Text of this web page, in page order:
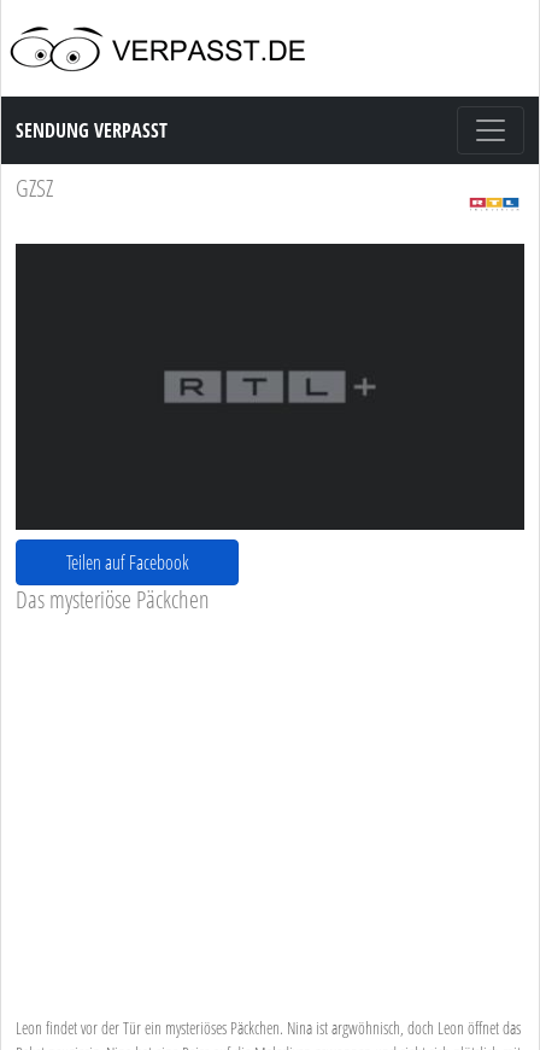
Sendung Verpasst
SENDUNG VERPASST
GZSZ
Teilen auf Facebook
Das mysteriöse Päckchen
Leon findet vor der Tür ein mysteriöses Päckchen. Nina ist argwöhnisch, doch Leon öffnet das